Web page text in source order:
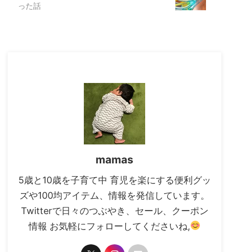
った話
mamas
5歳と10歳を子育て中 育児を楽にする便利グッ
ズや100均アイテム、情報を発信しています。
Twitterで日々のつぶやき、セール、クーポン
情報 お気軽にフォローしてくださいね,